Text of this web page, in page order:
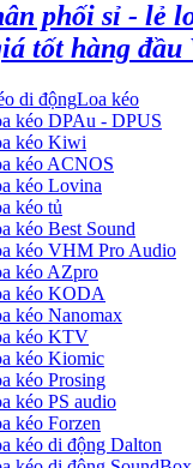
Loa kéo
kéo DPAu - DPUS
kéo Kiwi
kéo ACNOS
kéo Lovina
kéo tủ
kéo Best Sound
kéo VHM Pro Audio
kéo AZpro
kéo KODA
kéo Nanomax
kéo KTV
kéo Kiomic
kéo Prosing
kéo PS audio
kéo Forzen
kéo di động Dalton